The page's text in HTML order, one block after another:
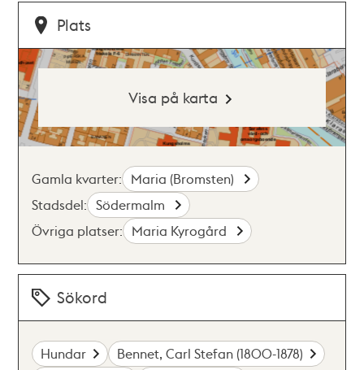
Plats
Visa på karta
Gamla kvarter: Maria (Bromsten)
Stadsdel: Södermalm
Övriga platser: Maria Kyrogård
Sökord
Hundar
Bennet, Carl Stefan (1800-1878)